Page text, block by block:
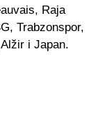
Raja
Trabzonspor,
i Japan.